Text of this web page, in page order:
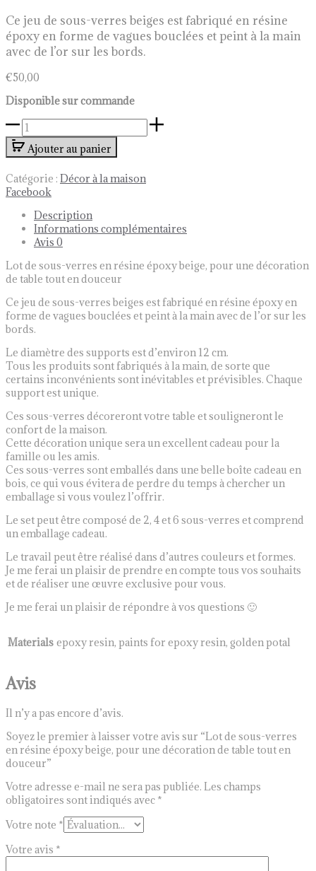
Ce jeu de sous-verres beiges est fabriqué en résine
époxy en forme de vagues bouclées et peint à la main
avec de l’or sur les bords.
€50,00
Disponible sur commande
quantité
de
Lot
sous-
verres
résine
époxy
beige,
pour
une
décoration
de
table
tout
douceur
Ajouter au panier
Catégorie : Décor à la maison
Share
Facebook
Description
Informations complémentaires
Avis 0
Lot de sous-verres en résine époxy beige, pour une décoration
de table tout en douceur
Ce jeu de sous-verres beiges est fabriqué en résine époxy en
forme de vagues bouclées et peint à la main avec de l’or sur les
bords.
Le diamètre des supports est d’environ 12 cm.
Tous les produits sont fabriqués à la main, de sorte que
certains inconvénients sont inévitables et prévisibles. Chaque
support est unique.
Ces sous-verres décoreront votre table et souligneront le
confort de la maison.
Cette décoration unique sera un excellent cadeau pour la
famille ou les amis.
Ces sous-verres sont emballés dans une belle boîte cadeau en
bois, ce qui vous évitera de perdre du temps à chercher un
emballage si vous voulez l’offrir.
Le set peut être composé de 2, 4 et 6 sous-verres et comprend
un emballage cadeau.
Le travail peut être réalisé dans d’autres couleurs et formes.
Je me ferai un plaisir de prendre en compte tous vos souhaits
et de réaliser une œuvre exclusive pour vous.
Je me ferai un plaisir de répondre à vos questions 🙂
Materials epoxy resin, paints for epoxy resin, golden potal
Avis
Il n’y a pas encore d’avis.
Soyez le premier à laisser votre avis sur “Lot de sous-verres
en résine époxy beige, pour une décoration de table tout en
douceur”
Votre adresse e-mail ne sera pas publiée. Les champs
obligatoires sont indiqués avec *
Votre note *
Votre avis *